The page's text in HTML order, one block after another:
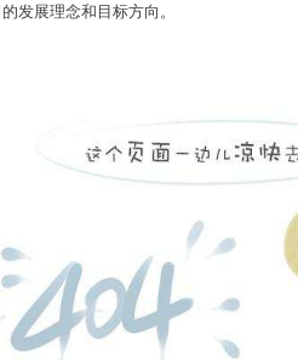
的发展理念和目标方向。